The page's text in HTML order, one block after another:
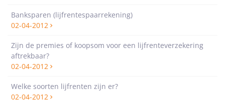
Banksparen (lijfrentespaarrekening)
02-04-2012
Zijn de premies of koopsom voor een lijfrenteverzekering
aftrekbaar?
02-04-2012
Welke soorten lijfrenten zijn er?
02-04-2012